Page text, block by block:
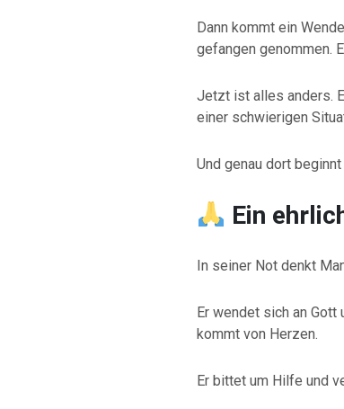
Dann kommt ein
gefangen genommen.
Jetzt ist alles anders.
einer schwierigen
Und genau dort
Ein
In seiner Not denkt
Er wendet sich an
kommt von Herzen.
Er bittet um Hilfe und